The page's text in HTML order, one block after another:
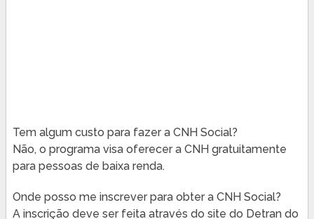
Tem algum custo para fazer a CNH Social?
Não, o programa visa oferecer a CNH gratuitamente
para pessoas de baixa renda.
Onde posso me inscrever para obter a CNH Social?
A inscrição deve ser feita através do site do Detran do